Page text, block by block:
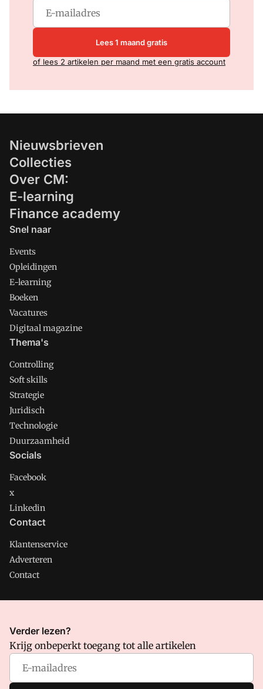
Lees 1 maand gratis
of lees 2 artikelen per maand met een gratis account
Nieuwsbrieven
Collecties
Over CM:
E-learning
Finance academy
Snel naar
Events
Opleidingen
E-learning
Boeken
Vacatures
Digitaal magazine
Thema's
Controlling
Soft skills
Strategie
Juridisch
Technologie
Duurzaamheid
Socials
Facebook
x
Linkedin
Contact
Klantenservice
Adverteren
Contact
CMweb is onderdeel van VMN media. Lees in
waar VMN media voor staat. Op gebruik van deze site zijn de
volgende regelingen van toepassing:Algemene Voorwaarden
Privacy en Cookie beleid
Verder lezen?
Krijg onbeperkt toegang tot alle artikelen